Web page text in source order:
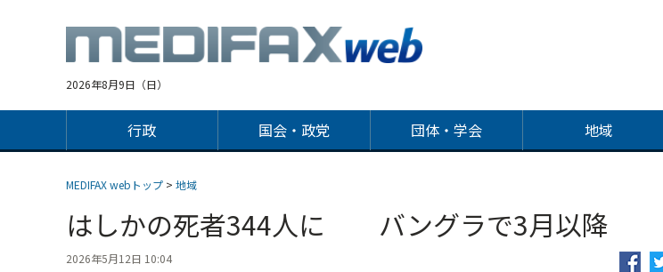
2026年8月9日（日）
行政 国会・政党 団体・学会 地域
MEDIFAX webトップ > 地域
はしかの死者344人に バングラで3月以降
2026年5月12日 10:04